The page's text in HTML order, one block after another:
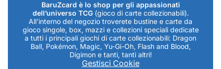
BaruZcard è lo shop per gli appassionati
dell’universo TCG (gioco di carte collezionabili).
All’interno del negozio troverete bustine e carte da
gioco singole, box, mazzi e collezioni speciali dedicate
a tutti i principali giochi di carte collezionabili: Dragon
Ball, Pokémon, Magic, Yu-Gi-Oh, Flash and Blood,
Digimon e tanti, tanti altri!
Gestisci Cookie